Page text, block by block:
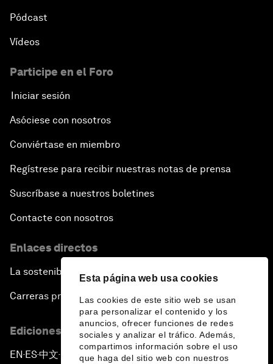
Esta página web usa cookies
Las cookies de este sitio web se usan
para personalizar el contenido y los
anuncios, ofrecer funciones de redes
sociales y analizar el tráfico. Además,
compartimos información sobre el uso
que haga del sitio web con nuestros
Pódcast
Vídeos
Participe en el Foro
Iniciar sesión
Asóciese con nosotros
Conviértase en miembro
Regístrese para recibir nuestras notas de prensa
Suscríbase a nuestros boletines
Contacte con nosotros
Enlaces directos
La sostenibilidad en el Foro
Carreras profesionales
Ediciones en otros idiomas
EN ▪ ES▪中文▪ 日本語